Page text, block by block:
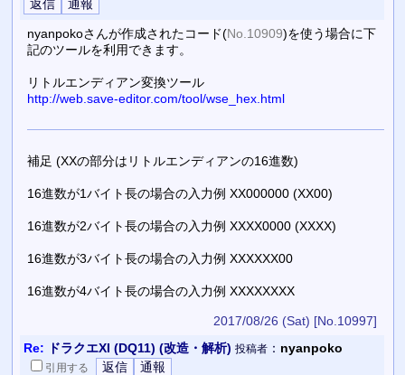
nyanpokoさんが作成されたコード(No.10909)を使う場合に下
記のツールを利用できます。
リトルエンディアン変換ツール
http://web.save-editor.com/tool/wse_hex.html
補足 (XXの部分はリトルエンディアンの16進数)
16進数が1バイト長の場合の入力例 XX000000 (XX00)
16進数が2バイト長の場合の入力例 XXXX0000 (XXXX)
16進数が3バイト長の場合の入力例 XXXXXX00
16進数が4バイト長の場合の入力例 XXXXXXXX
2017/08/26 (Sat) [No.10997]
Re: ドラクエXI (DQ11) (改造・解析) 投稿者： nyanpoko
引用する